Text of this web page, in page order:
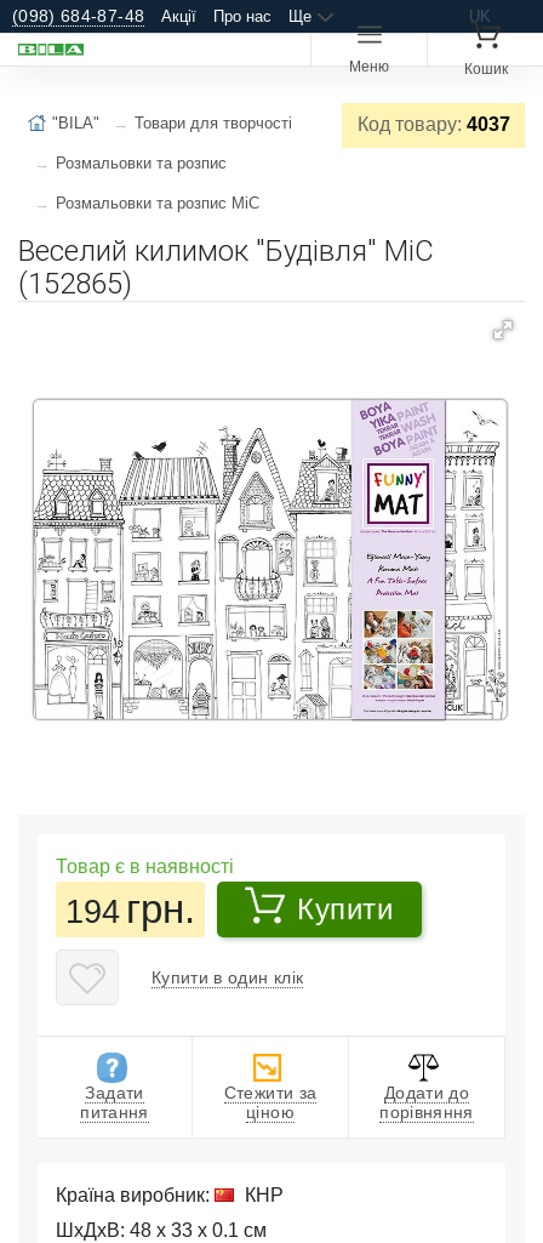
(098) 684-87-48 Акції Про нас Ще UK
Меню Кошик
Код товару: 4037
"BILA" Товари для творчості
Розмальовки та розпис
Розмальовки та розпис MiC
Веселий килимок "Будівля" MiC
(152865)
Товар є в наявності
194 грн. Купити
Купити в один клік
Задати
питання
Стежити за
ціною
Додати до
порівняння
Країна виробник:
КНР
ШхДхВ: 48 x 33 x 0.1 см